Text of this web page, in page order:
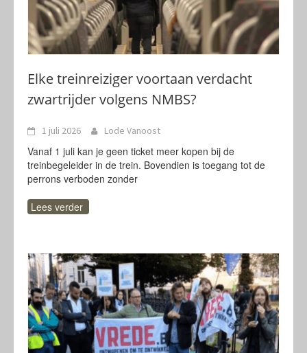
Elke treinreiziger voortaan verdacht
zwartrijder volgens NMBS?
1 juli 2026 Lode Vanoost
Vanaf 1 juli kan je geen ticket meer kopen bij de
treinbegeleider in de trein. Bovendien is toegang tot de
perrons verboden zonder
Lees verder